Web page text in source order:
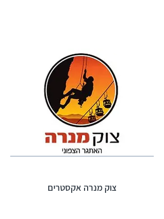
צוק מנרה אקסטרים